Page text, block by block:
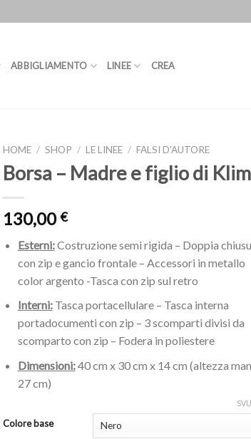
ABBIGLIAMENTO LINEE CREA
HOME / SHOP / LE LINEE / FALSI D'AUTORE
Borsa – Madre e figlio di
130,00€
Esterni:Costruzione semi rigida – Doppia
con zip e gancio frontale – Accessori in metallo
color argento -Tasca con zip sul retro
Interni:Tasca portacellulare – Tasca interna
portadocumenti con zip – 3 scomparti divisi da
scomparto con zip – Fodera in poliestere
Dimensioni:40 cm x 30 cm x 14 cm (altezza
27 cm)
Colore base